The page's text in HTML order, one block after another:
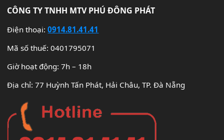
CÔNG TY TNHH MTV PHÚ ĐÔNG PHÁT
Điện thoại:0914.81.41.41
Mã số thuế: 0401795071
Giờ hoạt động: 7h – 18h
Địa chỉ: 77 Huỳnh Tấn Phát, Hải Châu, TP. Đà Nẵng